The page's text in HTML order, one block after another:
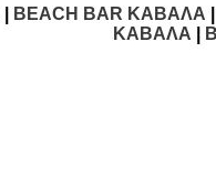
BEACH BAR ΚΑΒΑΛΑ
ΚΑΒΑΛΑ